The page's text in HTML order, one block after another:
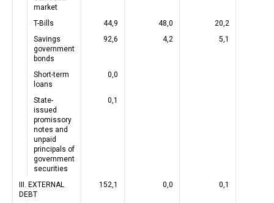
market
T-Bills 44,9 48,0
20,2
Savings
government
bonds
92,6 4,2 5,1
Short-term
loans
0,0
State-
issued
promissory
notes and
unpaid
principals of
government
securities
0,1
III. EXTERNAL
DEBT
152,1 0,0 0,1